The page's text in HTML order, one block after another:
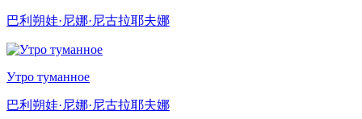
巴利朔娃·尼娜·尼古拉耶夫娜
Утро туманное
巴利朔娃·尼娜·尼古拉耶夫娜